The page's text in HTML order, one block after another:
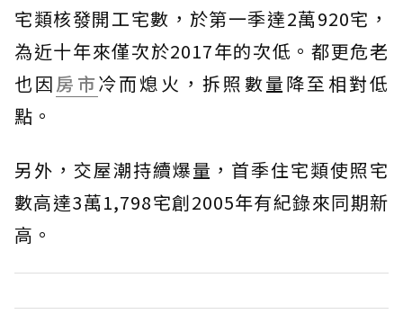
宅類核發開工宅數，於第一季達2萬920宅，
為近十年來僅次於2017年的次低。都更危老
也因房市冷而熄火，拆照數量降至相對低
點。
另外，交屋潮持續爆量，首季住宅類使照宅
數高達3萬1,798宅創2005年有紀錄來同期新
高。